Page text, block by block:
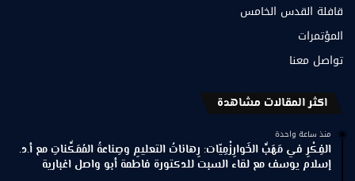
قافلة القدس الخامس
المؤتمرات
تواصل معنا
اكثر المقالات مشاهدة
منذ ساعة واحدة
الفِكْرِ في مَهَبِّ الخَوارِزْمِيّات: رِهاناتُ التعليمِ وصِناعةُ المُمَكِّناتِ مع أ.د.
إسلام يوسف مع لقاء السبت للدكتورة فاطمة أبو واصل اغبارية